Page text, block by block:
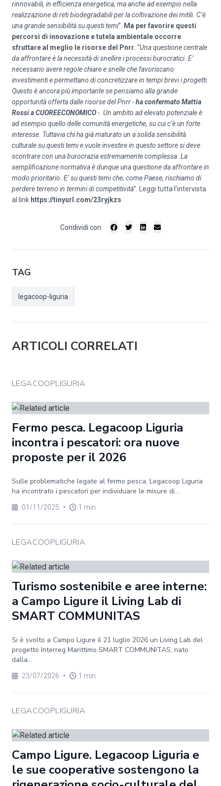
rinnovabili, in efficienza energetica, ma anche ad esempio nella
realizzazione di reti biodegradabili per la coltivazione dei mitili. C’è
una grande sensibilità su questi temi”.
Ma per favorire questi
percorsi di innovazione e tutela ambientale occorre
sfruttare al meglio le risorse del Pnrr. “Una questione centrale
da affrontare è la necessità di snellire i processi burocratici. E’
necessario avere regole chiare e snelle che favoriscano
investimenti e permettano di concretizzare in tempi brevi i progetti.
Questo è ancora più importante se pensiamo alla grande
opportunità offerta dalle risorse del Pnrr -ha confermato Mattia
Rossi a CUOREECONOMICO-. Un ambito ad elevato potenziale è
ad esempio quello delle comunità energetiche, su cui c’è un forte
interesse. Tuttavia chi ha già maturato un a solida sensibilità
culturale su questi temi e vuole investire in questo settore si deve
scontrare con una burocrazia estremamente complessa. La
semplificazione normativa è dunque una questione da affrontare in
modo prioritario. E’ su questi temi che, come Paese, rischiamo di
perdere terreno in termini di competitività”. Leggi tutta l'intervista
al link https://tinyurl.com/23ryjkzs
Condividi con:
TAG
legacoop-liguria
ARTICOLI CORRELATI
LEGACOOPLIGURIA
Fermo pesca. Legacoop Liguria
incontra i pescatori: ora nuove
proposte per il 2026
Sulle problematiche legate al fermo pesca, Legacoop Liguria
ha incontrato i pescatori per individuare le misure di...
01/11/2025 • 1 min
LEGACOOPLIGURIA
Turismo sostenibile e aree interne:
a Campo Ligure il Living Lab di
SMART COMMUNITAS
Si è svolto a Campo Ligure il 21 luglio 2026 un Living Lab del
progetto Interreg Marittimo SMART COMMUNITAS, nato
dalla...
23/07/2026 • 1 min
LEGACOOPLIGURIA
Campo Ligure. Legacoop Liguria e
le sue cooperative sostengono la